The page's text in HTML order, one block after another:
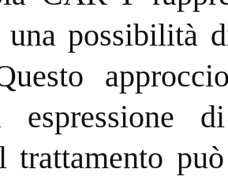
una possibilità
espressione
trattamento